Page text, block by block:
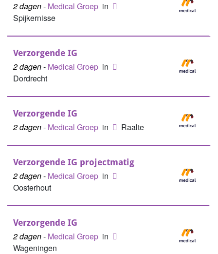
2 dagen- Medical Groep in
Spijkernisse
Verzorgende IG
2 dagen- Medical Groep in
Dordrecht
Verzorgende IG
2 dagen- Medical Groep in Raalte
Verzorgende IG projectmatig
2 dagen- Medical Groep in
Oosterhout
Verzorgende IG
2 dagen- Medical Groep in
Wageningen